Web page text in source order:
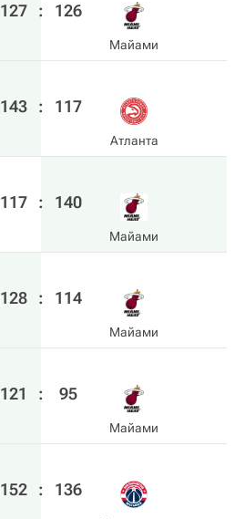
127 : 126
Майами
143 : 117
Атланта
117 : 140
Майами
128 : 114
Майами
121 : 95
Майами
152 : 136